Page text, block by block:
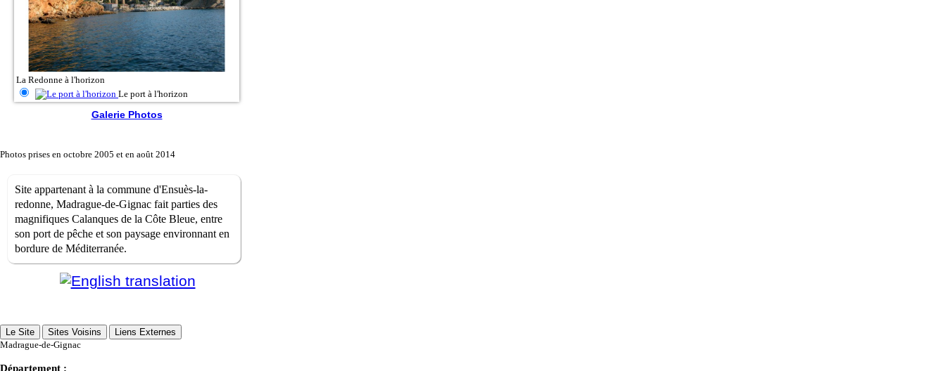
La Redonne à l'horizon
Le port à l'horizon
Galerie Photos
Photos prises en octobre 2005 et en août 2014
Site appartenant à la commune d'Ensuès-la-
redonne, Madrague-de-Gignac fait parties des
magnifiques Calanques de la Côte Bleue, entre
son port de pêche et son paysage environnant en
bordure de Méditerranée.
Le Site Sites Voisins
Liens Externes
Madrague-de-Gignac
Département :